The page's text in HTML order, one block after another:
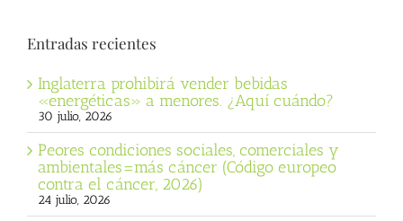
Entradas recientes
Inglaterra prohibirá vender bebidas
«energéticas» a menores. ¿Aquí cuándo?
30 julio, 2026
Peores condiciones sociales, comerciales y
ambientales=más cáncer (Código europeo
contra el cáncer, 2026)
24 julio, 2026